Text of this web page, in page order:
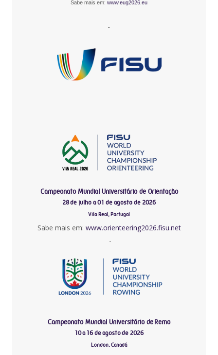
Sabe mais em: www.eug2026.eu
-
-
Campeonato Mundial Universitário de Orientação
28 de julho a 01 de agosto de 2026
Vila Real, Portugal
Sabe mais em: www.orienteering2026.fisu.net
-
Campeonato Mundial Universitário de Remo
10 a 16 de agosto de 2026
London, Canadá